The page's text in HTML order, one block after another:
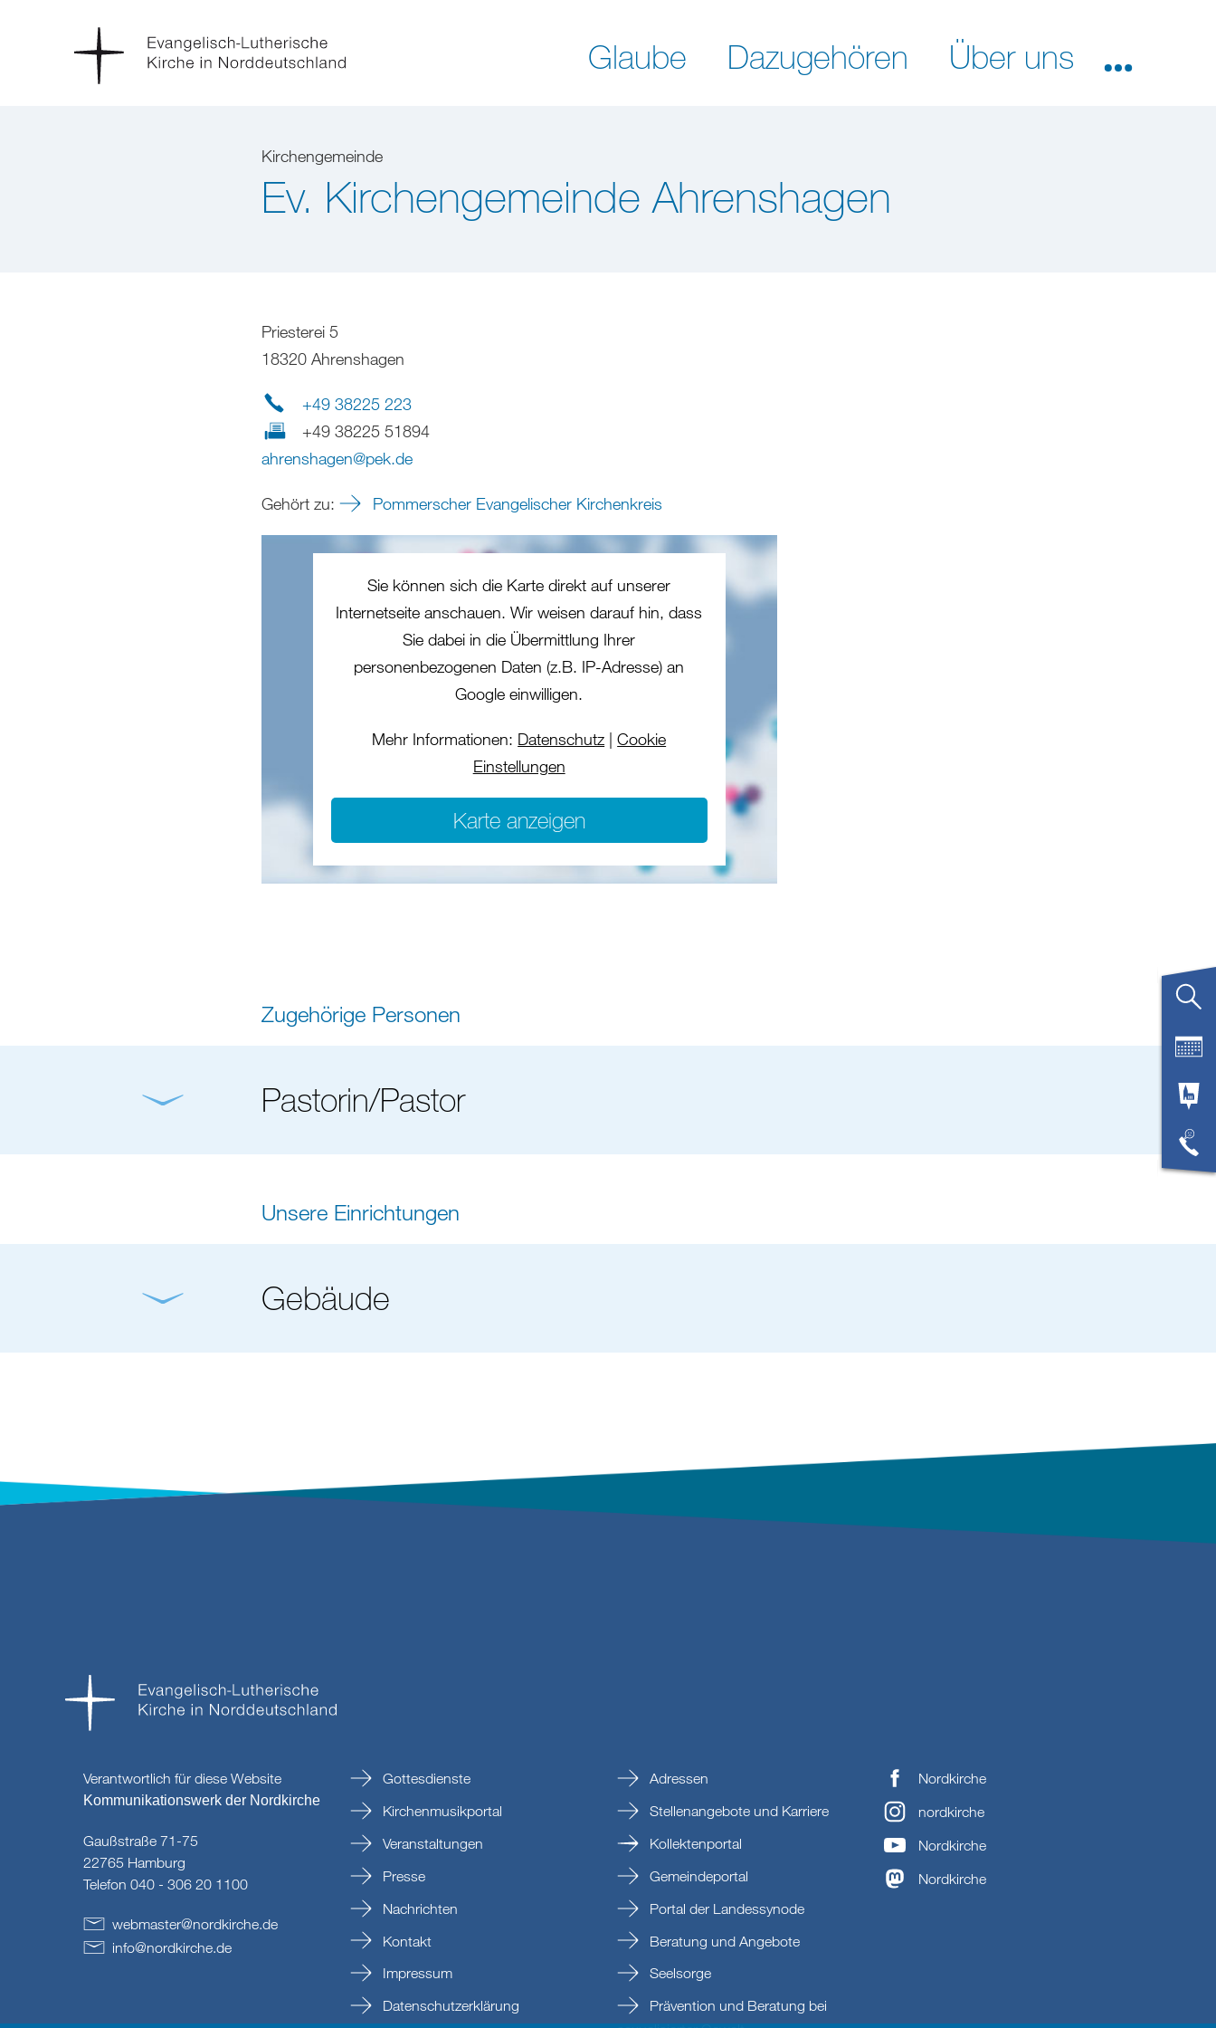
Glaube Dazugehören Über uns
Kirchengemeinde
Ev. Kirchengemeinde Ahrenshagen
Priesterei 5
18320 Ahrenshagen
+49 38225 223
+49 38225 51894
ahrenshagen@pek.de
Gehört zu: Pommerscher Evangelischer Kirchenkreis
Sie können sich die Karte direkt auf unserer
Internetseite anschauen. Wir weisen darauf hin, dass
Sie dabei in die Übermittlung Ihrer
personenbezogenen Daten (z.B. IP-Adresse) an
Google einwilligen.
Mehr Informationen: Datenschutz |Cookie
Einstellungen
Karte anzeigen
Zugehörige Personen
Pastorin/Pastor
Unsere Einrichtungen
Gebäude
Verantwortlich für diese Website
Kommunikationswerk der Nordkirche
Gaußstraße 71-75
22765 Hamburg
Telefon 040 - 306 20 1100
webmaster@nordkirche.de
info@nordkirche.de
Gottesdienste
Kirchenmusikportal
Veranstaltungen
Presse
Nachrichten
Kontakt
Impressum
Datenschutzerklärung
Adressen
Stellenangebote und Karriere
Kollektenportal
Gemeindeportal
Portal der Landessynode
Beratung und Angebote
Seelsorge
Prävention und Beratung bei
Nordkirche
nordkirche
Nordkirche
Nordkirche